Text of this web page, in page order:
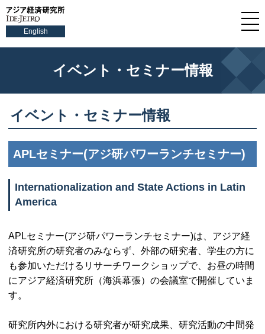
English
イベント・セミナー情報
イベント・セミナー情報
APLセミナー(アジ研パワーランチセミナー)
Internationalization and State Actions in Latin
America
APLセミナー(アジ研パワーランチセミナー)は、アジア経
済研究所の研究者のみならず、外部の研究者、学生の方に
も参加いただけるリサーチワークショップで、お昼の時間
にアジア経済研究所（海浜幕張）の会議室で開催していま
す。
研究所内外における研究者が研究成果、研究活動の中間発